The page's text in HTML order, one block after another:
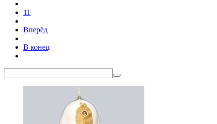
11
Вперёд
В конец